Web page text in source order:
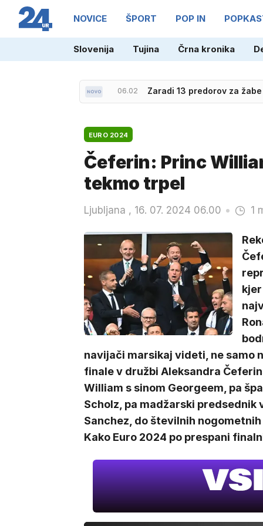
NOVICE ŠPORT POP IN
Slovenija Tujina Črna kronika
06.02 Zaradi 13 predorov za
EURO 2024
Čeferin: Princ
tekmo trpel
Ljubljana , 16. 07. 2024 06.00 1
navijači marsikaj videti, ne samo
finale v družbi Aleksandra
William s sinom Georgeem, pa
Scholz, pa madžarski predsednik
Sanchez, do številnih
Kako Euro 2024 po prespani